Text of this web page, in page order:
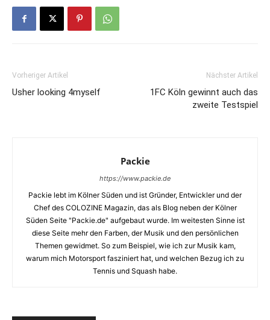
Vorheriger Artikel
Usher looking 4myself
Nächster Artikel
1FC Köln gewinnt auch das
zweite Testspiel
Packie
https://www.packie.de
Packie lebt im Kölner Süden und ist Gründer, Entwickler und der
Chef des COLOZINE Magazin, das als Blog neben der Kölner
Süden Seite "Packie.de" aufgebaut wurde. Im weitesten Sinne ist
diese Seite mehr den Farben, der Musik und den persönlichen
Themen gewidmet. So zum Beispiel, wie ich zur Musik kam,
warum mich Motorsport fasziniert hat, und welchen Bezug ich zu
Tennis und Squash habe.